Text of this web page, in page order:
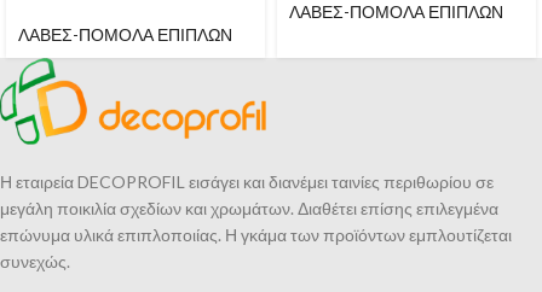
ΛΑΒΕΣ-ΠΟΜΟΛΑ ΕΠΙΠΛΩΝ
ΛΑΒΕΣ-ΠΟΜΟΛΑ ΕΠΙΠΛΩΝ
Η εταιρεία DECOPROFIL εισάγει και διανέμει ταινίες περιθωρίου σε
μεγάλη ποικιλία σχεδίων και χρωμάτων. Διαθέτει επίσης επιλεγμένα
επώνυμα υλικά επιπλοποιίας. Η γκάμα των προϊόντων εμπλουτίζεται
συνεχώς.